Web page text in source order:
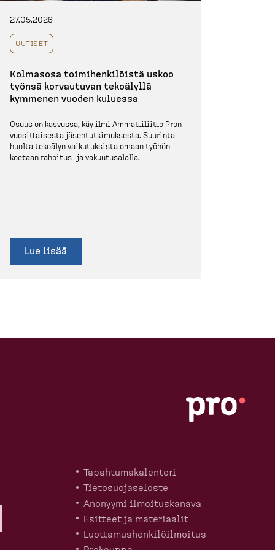
27.05.2026
UUTISET
Kolmasosa toimihen­ki­löistä uskoo
työnsä korvautuvan tekoälyllä
kymmenen vuoden kuluessa
Osuus on kasvussa, käy ilmi Ammatti­liitto Pron
vuosit­taisesta jäsentut­ki­muksesta. Suurinta
huolta tekoälyn vaikutuksista omaan työhön
koetaan rahoitus-​ ja vakuutusalalla.
Lue lisää
Tapahtu­ma­ka­lenteri
Tietosuo­ja­seloste
Anonyymi ilmoitus­kanava
Esitteet ja materiaalit
Luotta­mus­hen­ki­löil­moitus